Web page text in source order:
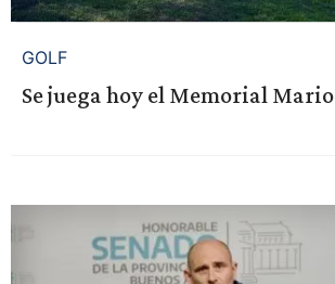
GOLF
Se juega hoy el Memorial